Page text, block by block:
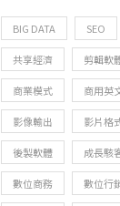
BIG DATA SEO
共享經濟 剪輯軟
商業模式 商用英
影像輸出 影片格
後製軟體 成長駭
數位商務 數位行